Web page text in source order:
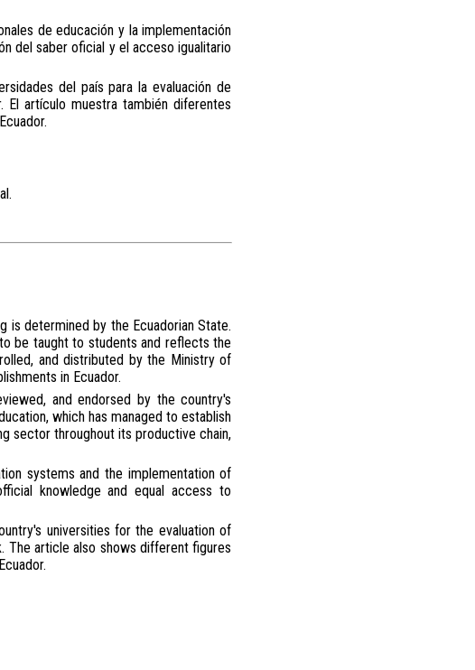
de educación y la implementación
del saber oficial y el acceso igualitario
del país para la evaluación de
El artículo muestra también diferentes
is determined by the Ecuadorian State.
be taught to students and reflects the
and distributed by the Ministry of
in Ecuador.
and endorsed by the country's
which has managed to establish
sector throughout its productive chain,
systems and the implementation of
knowledge and equal access to
universities for the evaluation of
article also shows different figures